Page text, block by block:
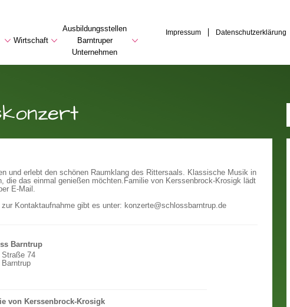
Wirtschaft
Ausbildungsstellen
Barntruper
Unternehmen
Impressum Datenschutzerklärung
und erlebt den schönen Raumklang des Rittersaals. Klassische Musik in
die das einmal genießen möchten. Familie von Kerssenbrock-Krosigk lädt
E-Mail.
Kontaktaufnahme gibt es unter: konzerte@schlossbarntrup.de
Barntrup
Straße 74
Barntrup
von Kerssenbrock-Krosigk